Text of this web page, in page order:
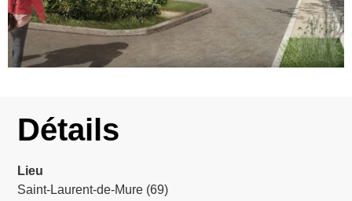
Détails
Lieu
Saint-Laurent-de-Mure (69)